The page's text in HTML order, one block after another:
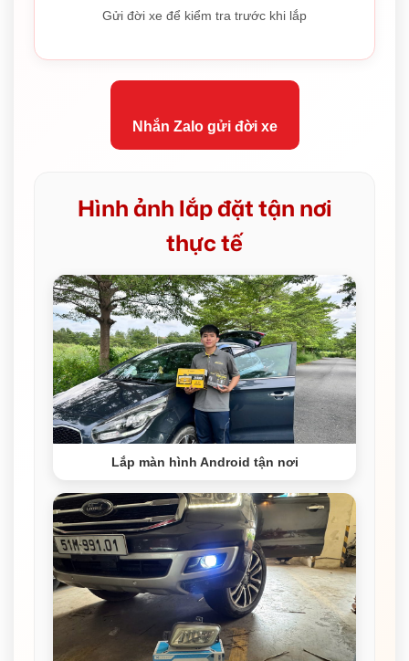
Gửi đời xe để kiểm tra trước khi lắp
Nhắn Zalo gửi đời xe
Hình ảnh lắp đặt tận nơi
thực tế
Lắp màn hình Android tận nơi